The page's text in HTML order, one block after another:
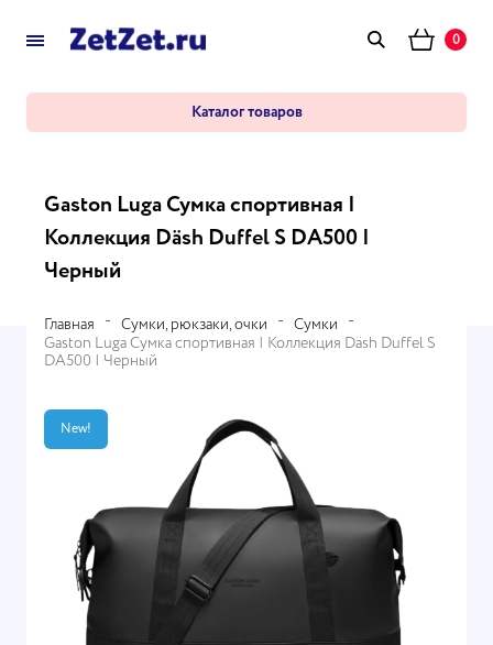
0
Каталог товаров
Gaston Luga Сумка спортивная |
Коллекция Däsh Duffel S DA500 |
Черный
Главная Сумки, рюкзаки, очки
Сумки
Gaston Luga Сумка спортивная | Коллекция Däsh Duffel S
DA500 | Черный
New!